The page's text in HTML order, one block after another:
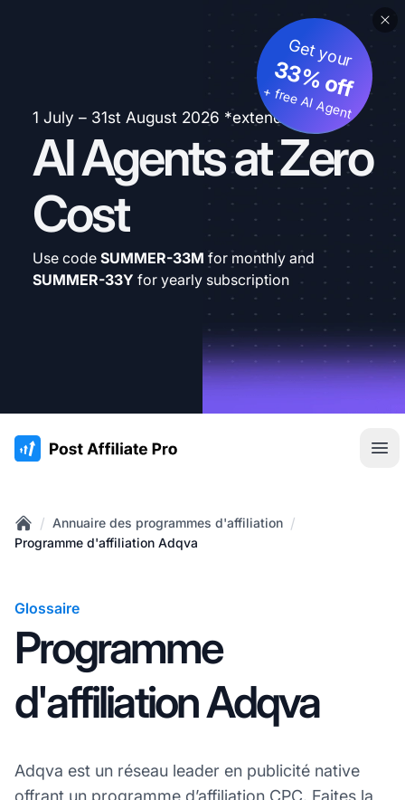
1 July – 31st August 2026 *extended
AI Agents at Zero
Cost
Get your
33% off
+ free AI Agent
Use code SUMMER-33M for monthly and
SUMMER-33Y for yearly subscription
:site.title
Home
/ Annuaire des programmes d'affiliation /
Programme d'affiliation Adqva
Glossaire
Programme
d'affiliation Adqva
Adqva est un réseau leader en publicité native
offrant un programme d’affiliation CPC. Faites la